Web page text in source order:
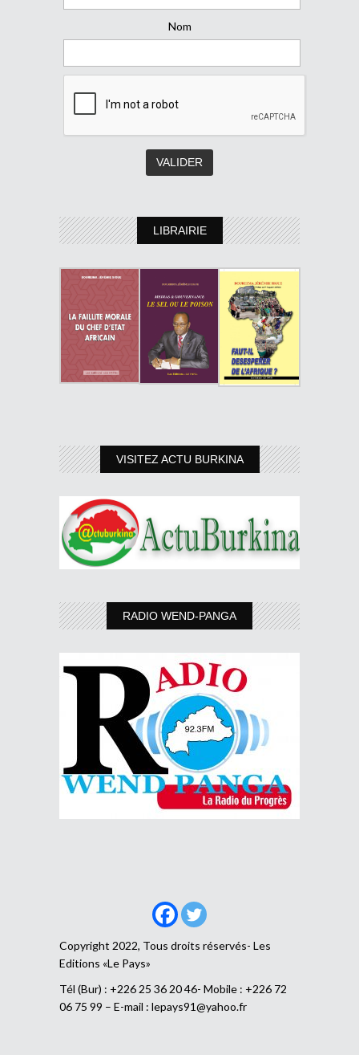
Nom
LIBRAIRIE
VISITEZ ACTU BURKINA
RADIO WEND-PANGA
Copyright 2022, Tous droits réservés- Les
Editions «Le Pays»
Tél (Bur) : +226 25 36 20 46- Mobile : +226 72
06 75 99 – E-mail : lepays91@yahoo.fr